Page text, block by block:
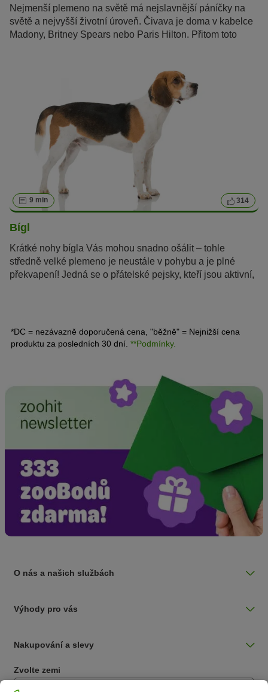
Nejmenší plemeno na světě má nejslavnější páníčky na
světě a nejvyšší životní úroveň. Čivava je doma v kabelce
Madony, Britney Spears nebo Paris Hilton. Přitom toto
9 min 314
Bígl
Krátké nohy bígla Vás mohou snadno ošálit – tohle
středně velké plemeno je neustále v pohybu a je plné
překvapení! Jedná se o přátelské pejsky, kteří jsou aktivní,
*DC = nezávazně doporučená cena, "běžně" = Nejnižší cena
produktu za posledních 30 dní. **Podmínky.
O nás a našich službách
Výhody pro vás
Nakupování a slevy
Zvolte zemi